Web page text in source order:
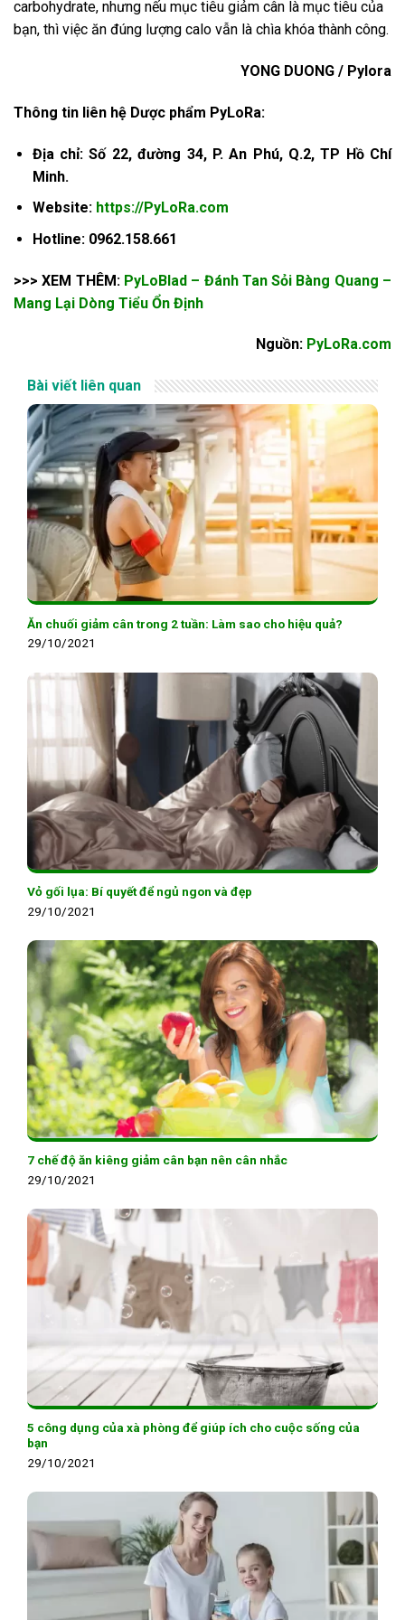
carbohydrate, nhưng nếu mục tiêu giảm cân là mục tiêu của
bạn, thì việc ăn đúng lượng calo vẫn là chìa khóa thành công.
YONG DUONG / Pylora
Thông tin liên hệ Dược phẩm PyLoRa:
Địa chỉ: Số 22, đường 34, P. An Phú, Q.2, TP Hồ Chí
Minh.
Website: https://PyLoRa.com
Hotline: 0962.158.661
>>> XEM THÊM: PyLoBlad – Đánh Tan Sỏi Bàng Quang –
Mang Lại Dòng Tiểu Ổn Định
Nguồn: PyLoRa.com
Bài viết liên quan
Ăn chuối giảm cân trong 2 tuần: Làm sao cho hiệu quả?
29/10/2021
Vỏ gối lụa: Bí quyết để ngủ ngon và đẹp
29/10/2021
7 chế độ ăn kiêng giảm cân bạn nên cân nhắc
29/10/2021
5 công dụng của xà phòng để giúp ích cho cuộc sống của
bạn
29/10/2021